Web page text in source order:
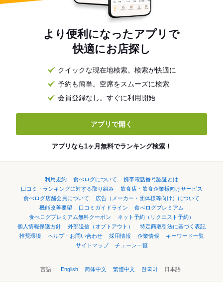
より便利になったアプリで
快適にお店探し
クイックな現在地検索。検索が快適に
予約も簡単。空席をスムーズに検索
会員登録なし。すぐに利用開始
アプリで開く
アプリなら1ヶ月無料でランキング検索！
利用規約 食べログについて
携帯電話番号認証とは
口コミ・ランキングに対する取り組み
飲食店・飲食企業様向けサービス
食べログ店舗会員について
広告（メーカー・団体様等向け）について
機能改善要望
口コミガイドライン
食べログプレミアム
食べログプレミアム無料クーポン
ネット予約（リクエスト予約）
個人情報保護方針
外部送信（オプトアウト）
特定商取引法に基づく表記
推奨環境
ヘルプ・お問い合わせ 採用情報 企業情報
キーワード一覧
サイトマップ
チェーン一覧
言語： English 简体中文 繁體中文 한국어 日本語